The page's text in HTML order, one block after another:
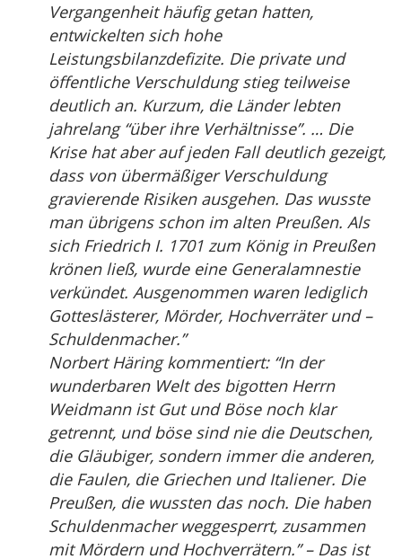
Vergangenheit häufig getan hatten,
entwickelten sich hohe
Leistungsbilanzdefizite. Die private und
öffentliche Verschuldung stieg teilweise
deutlich an. Kurzum, die Länder lebten
jahrelang “über ihre Verhältnisse”. … Die
Krise hat aber auf jeden Fall deutlich gezeigt,
dass von übermäßiger Verschuldung
gravierende Risiken ausgehen. Das wusste
man übrigens schon im alten Preußen. Als
sich Friedrich I. 1701 zum König in Preußen
krönen ließ, wurde eine Generalamnestie
verkündet. Ausgenommen waren lediglich
Gotteslästerer, Mörder, Hochverräter und –
Schuldenmacher.”
Norbert Häring kommentiert: “In der
wunderbaren Welt des bigotten Herrn
Weidmann ist Gut und Böse noch klar
getrennt, und böse sind nie die Deutschen,
die Gläubiger, sondern immer die anderen,
die Faulen, die Griechen und Italiener. Die
Preußen, die wussten das noch. Die haben
Schuldenmacher weggesperrt, zusammen
mit Mördern und Hochverrätern.” – Das ist